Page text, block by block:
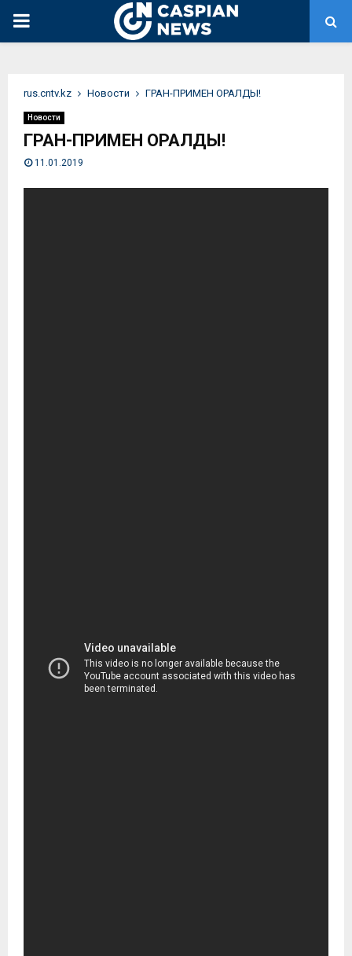
PRIMARY
rus.cntv.kz Новости ГРАН-ПРИМЕН ОРАЛДЫ!
Новости
ГРАН-ПРИМЕН ОРАЛДЫ!
11.01.2019